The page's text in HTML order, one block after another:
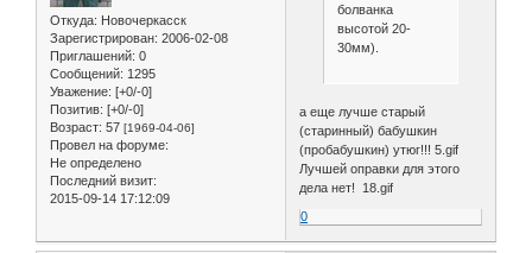
Откуда: Новочеркасск
Зарегистрирован: 2006-02-08
Приглашений: 0
Сообщений: 1295
Уважение: [+0/-0]
Позитив: [+0/-0]
Возраст: 57 [1969-04-06]
Провел на форуме:
Не определено
Последний визит:
2015-09-14 17:12:09
болванка
высотой 20-
30мм).
а еще лучше старый
(старинный) бабушкин
(пробабушкин) утюг!!! 5.gif
Лучшей оправки для этого
дела нет! 18.gif
0